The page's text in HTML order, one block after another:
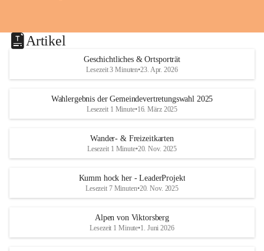
Artikel
Geschichtliches & Ortsporträt
Lesezeit 3 Minuten•23. Apr. 2026
Wahlergebnis der Gemeindevertretungswahl 2025
Lesezeit 1 Minute•16. März 2025
Wander- & Freizeitkarten
Lesezeit 1 Minute•20. Nov. 2025
Kumm hock her - LeaderProjekt
Lesezeit 7 Minuten•20. Nov. 2025
Alpen von Viktorsberg
Lesezeit 1 Minute•1. Juni 2026